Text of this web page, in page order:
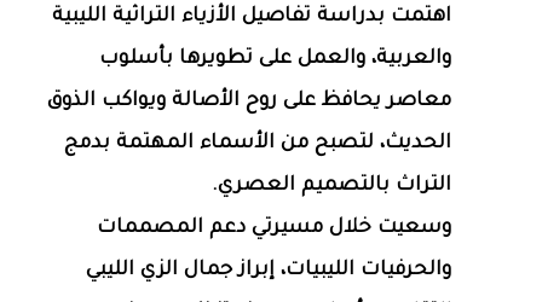
اهتمت بدراسة تفاصيل الأزياء التراثية الليبية
والعربية، والعمل على تطويرها بأسلوب
معاصر يحافظ على روح الأصالة ويواكب الذوق
الحديث، لتصبح من الأسماء المهتمة بدمج
التراث بالتصميم العصري.
وسعيت خلال مسيرتي دعم المصممات
والحرفيات الليبيات، إبراز جمال الزي الليبي